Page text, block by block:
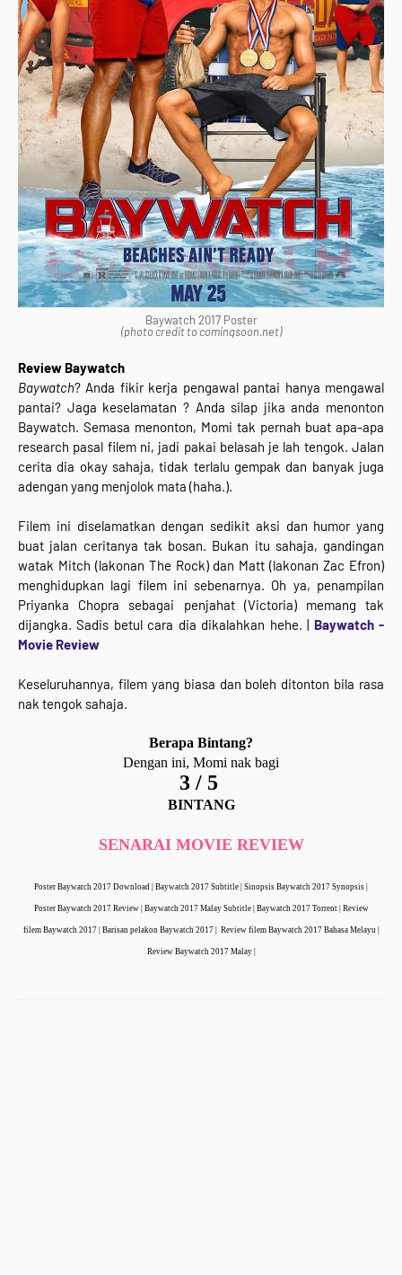
Baywatch 2017 Poster
(photo credit to comingsoon.net)
Review Baywatch
Baywatch? Anda fikir kerja pengawal pantai hanya mengawal
pantai? Jaga keselamatan ? Anda silap jika anda menonton
Baywatch. Semasa menonton, Momi tak pernah buat apa-apa
research pasal filem ni, jadi pakai belasah je lah tengok. Jalan
cerita dia okay sahaja, tidak terlalu gempak dan banyak juga
adengan yang menjolok mata (haha.).
Filem ini diselamatkan dengan sedikit aksi dan humor yang
buat jalan ceritanya tak bosan. Bukan itu sahaja, gandingan
watak Mitch (lakonan The Rock) dan Matt (lakonan Zac Efron)
menghidupkan lagi filem ini sebenarnya. Oh ya, penampilan
Priyanka Chopra sebagai penjahat (Victoria) memang tak
dijangka. Sadis betul cara dia dikalahkan hehe. | Baywatch -
Movie Review
Keseluruhannya, filem yang biasa dan boleh ditonton bila rasa
nak tengok sahaja.
Berapa Bintang?
Dengan ini, Momi nak bagi
3 / 5
BINTANG
SENARAI MOVIE REVIEW
Poster Baywatch 2017 Download | Baywatch 2017 Subtitle | Sinopsis Baywatch 2017 Synopsis |
Poster Baywatch 2017 Review | Baywatch 2017 Malay Subtitle | Baywatch 2017 Torrent | Review
filem Baywatch 2017 | Barisan pelakon Baywatch 2017 | Review filem Baywatch 2017 Bahasa Melayu |
Review Baywatch 2017 Malay |